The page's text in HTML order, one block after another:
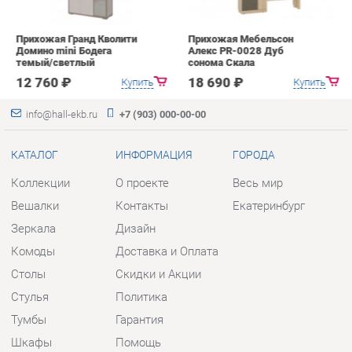
КАТАЛОГ
Коллекции
Вешалки
Зеркала
Комоды
Столы
Комплектующие
ИНФОРМАЦИЯ
Контакты
Дизайн
Доставка и Оплата
Скидки и Акции
Гарантия
ГОРОДА
Весь мир
Екатеринбург
КОНТАКТЫ
Шоурум и склад самовывоза
Адрес: г. Екатеринбург, пер.
Базовый, 47